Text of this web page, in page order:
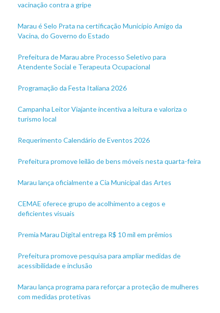
vacinação contra a gripe
Marau é Selo Prata na certificação Município Amigo da
Vacina, do Governo do Estado
Prefeitura de Marau abre Processo Seletivo para
Atendente Social e Terapeuta Ocupacional
Programação da Festa Italiana 2026
Campanha Leitor Viajante incentiva a leitura e valoriza o
turismo local
Requerimento Calendário de Eventos 2026
Prefeitura promove leilão de bens móveis nesta quarta-feira
Marau lança oficialmente a Cia Municipal das Artes
CEMAE oferece grupo de acolhimento a cegos e
deficientes visuais
Premia Marau Digital entrega R$ 10 mil em prêmios
Prefeitura promove pesquisa para ampliar medidas de
acessibilidade e inclusão
Marau lança programa para reforçar a proteção de mulheres
com medidas protetivas